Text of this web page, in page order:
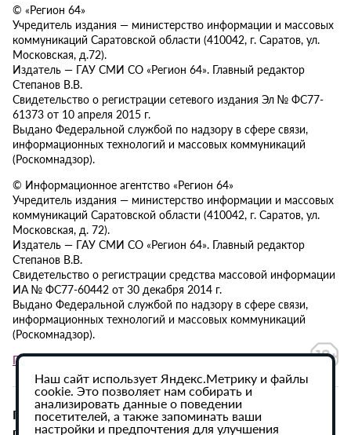
© «Регион 64»
Учредитель издания — министерство информации и массовых
коммуникаций Саратовской области (410042, г. Саратов, ул.
Московская, д.72).
Издатель — ГАУ СМИ СО «Регион 64». Главный редактор
Степанов В.В.
Свидетельство о регистрации сетевого издания Эл № ФС77-
61373 от 10 апреля 2015 г.
Выдано Федеральной службой по надзору в сфере связи,
информационных технологий и массовых коммуникаций
(Роскомнадзор).
© Информационное агентство «Регион 64»
Учредитель издания — министерство информации и массовых
коммуникаций Саратовской области (410042, г. Саратов, ул.
Московская, д. 72).
Издатель — ГАУ СМИ СО «Регион 64». Главный редактор
Степанов В.В.
Свидетельство о регистрации средства массовой информации
ИА № ФС77-60442 от 30 декабря 2014 г.
Выдано Федеральной службой по надзору в сфере связи,
информационных технологий и массовых коммуникаций
(Роскомнадзор).
Политика в отношении обработки персональных данных
При использовании материалов сайта активная
гиперссылка на ИА «Регион 64» обязательна.
Наш сайт использует Яндекс.Метрику и файлы
cookie. Это позволяет нам собирать и
анализировать данные о поведении
посетителей, а также запоминать ваши
настройки и предпочтения для улучшения